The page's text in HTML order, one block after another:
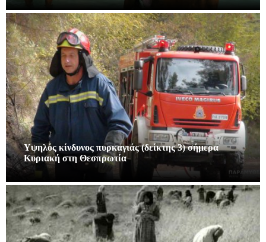
Υψηλός κίνδυνος πυρκαγιάς (δείκτης 3) σήμερα
Κυριακή στη Θεσπρωτία